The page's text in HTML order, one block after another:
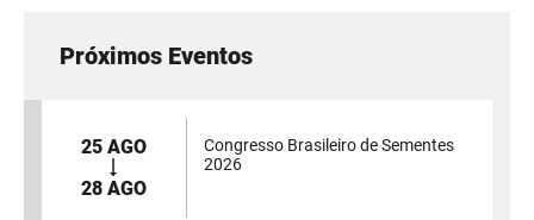
Próximos Eventos
25 AGO
28 AGO
Congresso Brasileiro de Sementes
2026